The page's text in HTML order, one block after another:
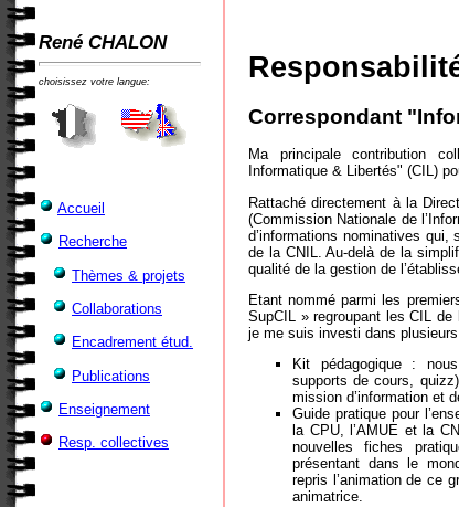
René CHALON
choisissez votre langue:
Accueil
Recherche
Thèmes & projets
Collaborations
Encadrement étud.
Publications
Enseignement
Resp. collectives
Correspondant
Ma principale contribution
Informatique & Libertés" (CIL)
Rattaché directement à la
(Commission Nationale de
d’informations nominatives
de la CNIL. Au-delà de la
qualité de la gestion de
Etant nommé parmi les
SupCIL » regroupant les CIL de
je me suis investi dans
Kit pédagogique :
supports de cours,
mission d’information et
Guide pratique pour
la CPU, l’AMUE et la
nouvelles fiches
présentant dans le
repris l’animation de ce
animatrice.